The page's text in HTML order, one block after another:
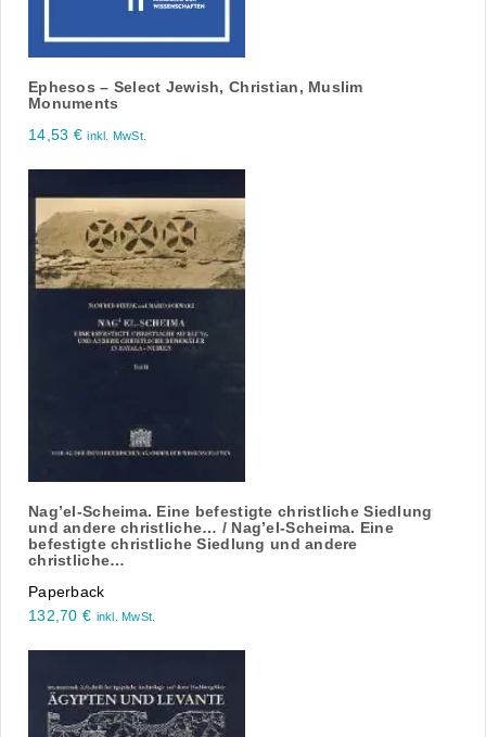
Ephesos – Select Jewish, Christian, Muslim
Monuments
14,53 € inkl. MwSt.
Nag’el-Scheima. Eine befestigte christliche Siedlung
und andere christliche… / Nag’el-Scheima. Eine
befestigte christliche Siedlung und andere
christliche…
Paperback
132,70 € inkl. MwSt.